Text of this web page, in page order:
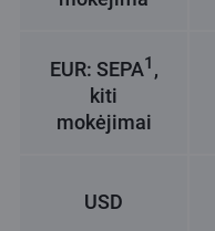
EUR: SEPA1 ,
kiti
mokėjimai
USD